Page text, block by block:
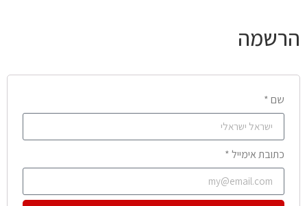
הרשמה
שם *
כתובת אימייל *